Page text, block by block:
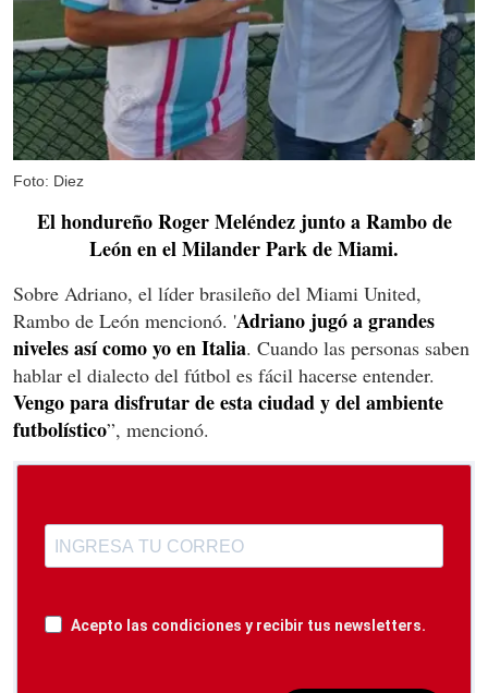
Foto: Diez
El hondureño Roger Meléndez junto a Rambo de
León en el Milander Park de Miami.
Sobre Adriano, el líder brasileño del Miami United,
Rambo de León mencionó. 'Adriano jugó a grandes
niveles así como yo en Italia. Cuando las personas saben
hablar el dialecto del fútbol es fácil hacerse entender.
Vengo para disfrutar de esta ciudad y del ambiente
futbolístico”, mencionó.
Acepto las condiciones y recibir tus newsletters.